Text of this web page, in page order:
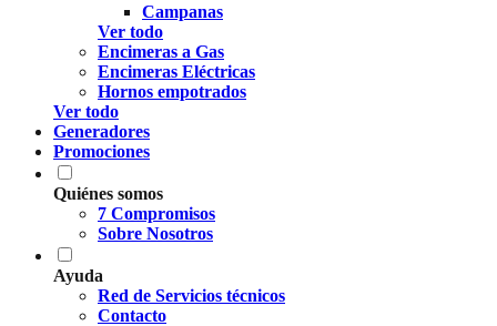
Campanas
Ver todo
Encimeras a Gas
Encimeras Eléctricas
Hornos empotrados
Ver todo
Generadores
Promociones
Quiénes somos
7 Compromisos
Sobre Nosotros
Ayuda
Red de Servicios técnicos
Contacto